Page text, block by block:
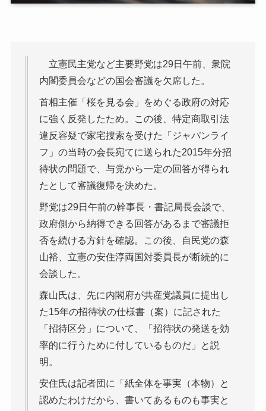
立憲民主党など主要野党は29日午前、衆院
内閣委員会などの国会審議を欠席した。
首相主催「桜を見る会」をめぐる政府の対応
に強く反発したため。この後、特定商取引法
違反容疑で家宅捜索を受けた「ジャパンライ
フ」の当時の会長宛てに送られた2015年分招
待状の問題で、与党から一定の回答が得られ
たとして審議復帰を決めた。
野党は29日午前の幹事長・書記局長会談で、
政府側から納得できる回答があるまで審議拒
否を続ける方針を確認。この後、自民党の森
山裕、立憲の安住淳両国対委員長が断続的に
会談した。
森山氏は、先に内閣府が共産党議員に提出し
た15年の招待状の仕様書（案）に記された
「招待区分」について、「招待状の発送を効
率的に行うために付しているものだ」と説
明。
安住氏は記者団に「紙全体を事実（本物）と
認めたわけだから、書いてあるものも事実と